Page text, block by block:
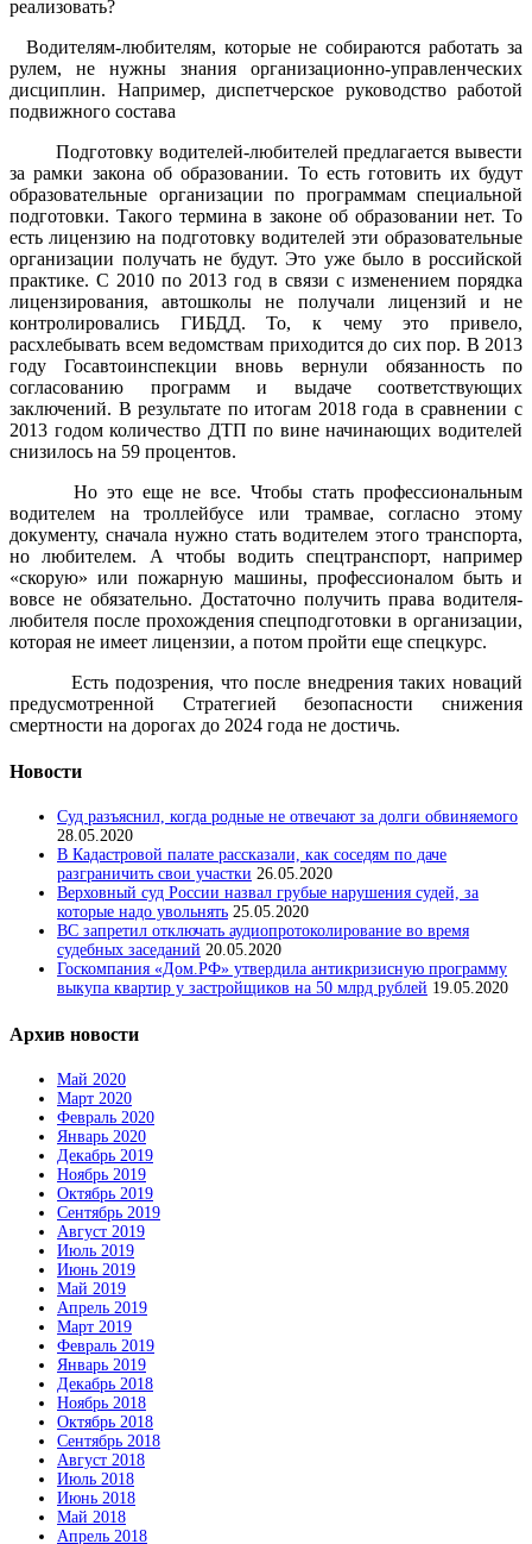
реализовать?
Водителям-любителям, которые не собираются работать за
рулем, не нужны знания организационно-управленческих
дисциплин. Например, диспетчерское руководство работой
подвижного состава
Подготовку водителей-любителей предлагается вывести
за рамки закона об образовании. То есть готовить их будут
образовательные организации по программам специальной
подготовки. Такого термина в законе об образовании нет. То
есть лицензию на подготовку водителей эти образовательные
организации получать не будут. Это уже было в российской
практике. С 2010 по 2013 год в связи с изменением порядка
лицензирования, автошколы не получали лицензий и не
контролировались ГИБДД. То, к чему это привело,
расхлебывать всем ведомствам приходится до сих пор. В 2013
году Госавтоинспекции вновь вернули обязанность по
согласованию программ и выдаче соответствующих
заключений. В результате по итогам 2018 года в сравнении с
2013 годом количество ДТП по вине начинающих водителей
снизилось на 59 процентов.
Но это еще не все. Чтобы стать профессиональным
водителем на троллейбусе или трамвае, согласно этому
документу, сначала нужно стать водителем этого транспорта,
но любителем. А чтобы водить спецтранспорт, например
«скорую» или пожарную машины, профессионалом быть и
вовсе не обязательно. Достаточно получить права водителя-
любителя после прохождения спецподготовки в организации,
которая не имеет лицензии, а потом пройти еще спецкурс.
Есть подозрения, что после внедрения таких новаций
предусмотренной Стратегией безопасности снижения
смертности на дорогах до 2024 года не достичь.
Новости
Суд разъяснил, когда родные не отвечают за долги обвиняемого
28.05.2020
В Кадастровой палате рассказали, как соседям по даче
разграничить свои участки 26.05.2020
Верховный суд России назвал грубые нарушения судей, за
которые надо увольнять 25.05.2020
ВС запретил отключать аудиопротоколирование во время
судебных заседаний 20.05.2020
Госкомпания «Дом.РФ» утвердила антикризисную программу
выкупа квартир у застройщиков на 50 млрд рублей 19.05.2020
Архив новости
Май 2020
Март 2020
Февраль 2020
Январь 2020
Декабрь 2019
Ноябрь 2019
Октябрь 2019
Сентябрь 2019
Август 2019
Июль 2019
Июнь 2019
Май 2019
Апрель 2019
Март 2019
Февраль 2019
Январь 2019
Декабрь 2018
Ноябрь 2018
Октябрь 2018
Сентябрь 2018
Август 2018
Июль 2018
Июнь 2018
Май 2018
Апрель 2018